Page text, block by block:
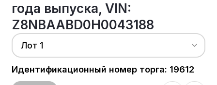
года выпуска, VIN:
Z8NBAABD0H0043188
Лот 1
Идентификационный номер торга: 19612